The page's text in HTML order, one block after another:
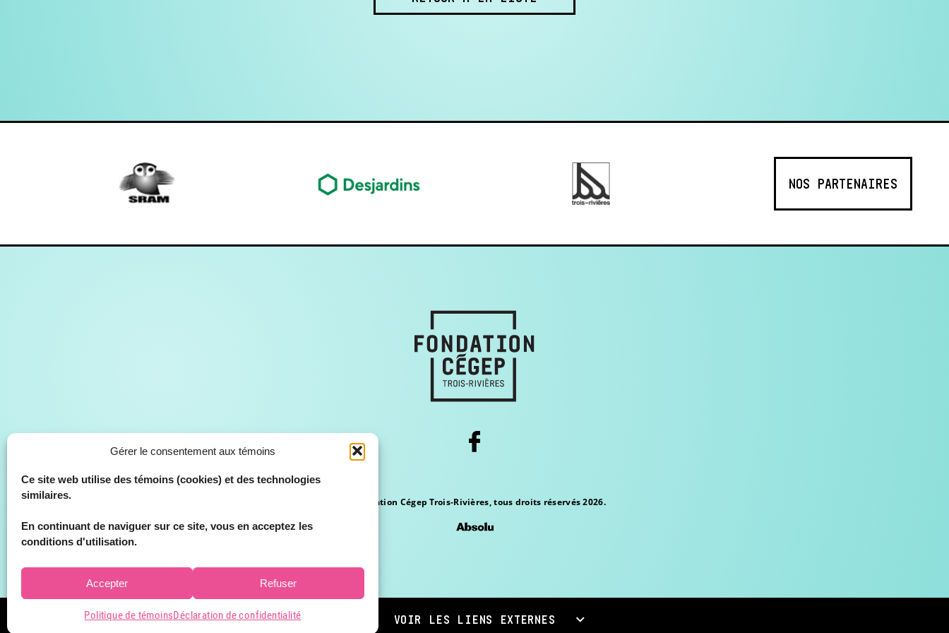
Gérer le consentement aux témoins
Ce site web utilise des témoins (cookies) et des technologies
similaires.
En continuant de naviguer sur ce site, vous en acceptez les
conditions d'utilisation.
Accepter Refuser
Politique de témoinsDéclaration de confidentialité
NOS PARTENAIRES
© Fondation Cégep Trois-Rivières, tous droits réservés 2026.
VOIR LES LIENS EXTERNES